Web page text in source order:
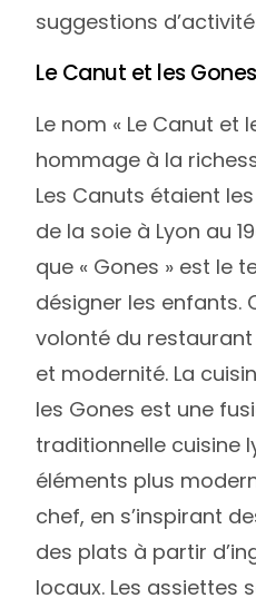
suggestions
Le Canut et les Gones
Le nom « Le Canut et
hommage à la
Les Canuts étaient
de la soie à Lyon au
que « Gones » est le
désigner les enfants.
volonté du
et modernité. La
les Gones est une
traditionnelle cuisine
éléments plus
chef, en s’inspirant
des plats à partir
locaux. Les assiettes